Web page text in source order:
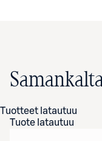
Tuotteet latautuu
Tuote latautuu